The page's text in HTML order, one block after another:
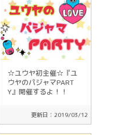
☆ユウヤ初主催☆『ユ
ウヤのパジャマPART
Y』開催するよ！！
更新日：2019/03/12